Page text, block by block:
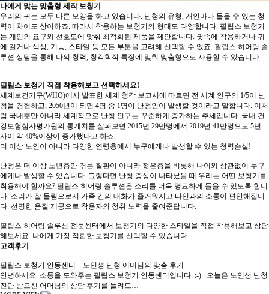
나에게 맞는 맞춤형 제작 보청기
우리의 귀는 모두 다른 모양을 하고 있습니다. 난청의 유형, 개인마다 들을 수 있는 청
력이 차이도 상이하죠. 따라서 착용하는 보청기의 형태도 다양합니다. 필립스 보청기
는 개인의 요구와 선호도에 맞춰 최적화된 제품을 제안합니다. 귓속에 착용하거나 귀
에 걸거나 색상, 기능, 스타일 등 모든 부분을 고려해 선택할 수 있죠. 필립스 히어링 솔
루션 상담을 통해 나의 청력, 청각학적 특징에 맞춰 맞춤형으로 사용할 수 있습니다.
필립스 보청기 직접 착용해보고 선택하세요!
세계보건기구(WHO)에서 발표한 세계 청각 보고서에 따르면 전 세계 인구의 1/5이 난
청을 경험하고, 2050년이 되면 4명 중 1명이 난청인이 발생할 것이라고 말합니다. 이처
럼 국내뿐만 아니라 세계적으로 난청 인구는 꾸준하게 증가하는 추세입니다. 국내 건
강보험심사평가원의 통계치를 살펴보면 2015년 29만명에서 2019년 41만명으로 5년
사이 약 40%이상이 증가했다고 하죠.
더 이상 노인이 아니라 다양한 연령층에서 누구에게나 발생할 수 있는 청력손실!
난청은 더 이상 노년층만 겪는 질환이 아니라 젊은층을 비롯해 나이와 상관없이 누구
에게나 발생할 수 있습니다. 그렇다면 난청 증상이 나타났을 때 우리는 어떤 보청기를
착용해야 할까요? 필립스 히어링 솔루션은 소리를 더욱 명료하게 들을 수 있도록 합니
다. 소리가 잘 들림으로서 가족 간의 대화가 즐거워지고 타인과의 소통이 편안해집니
다. 선명한 음질 제공으로 착용자의 청취 노력을 줄여준답니다.
필립스 히어링 솔루션 전문센터에서 보청기의 다양한 스타일을 직접 착용해보고 상담
해보세요. 나에게 가장 적합한 보청기를 선택할 수 있습니다.
고객후기
필립스 보청기 안동센터 – 노인성 난청 어머님의 맞춤 후기
안녕하세요. 소통을 도와주는 필립스 보청기 안동센터입니다. :-) ​오늘은 노인성 난청
진단 받으신 어머님의 상담 후기를 들려드…